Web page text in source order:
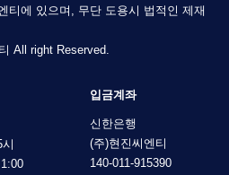
티에 있으며, 무단 도용시 법적인 제재
All right Reserved.
입금계좌
신한은행
(주)현진씨엔티
140-011-915390